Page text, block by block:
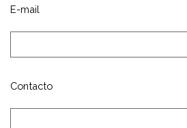
E-mail
Contacto